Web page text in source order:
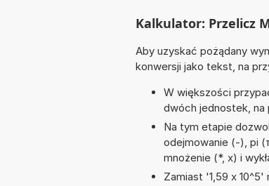
Kalkulator: Przelicz
Aby uzyskać pożądany
konwersji jako tekst, na
W większości
dwóch jednostek, na
Na tym etapie
odejmowanie (-), pi
mnożenie (*, x) i
Zamiast '1,59 x